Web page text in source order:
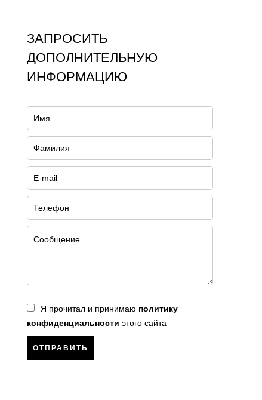
ЗАПРОСИТЬ
ДОПОЛНИТЕЛЬНУЮ
ИНФОРМАЦИЮ
Я прочитал и принимаю политику
конфиденциальности этого сайта
ОТПРАВИТЬ